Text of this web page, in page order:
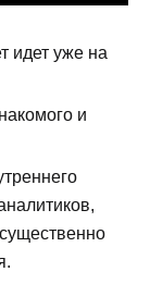
идет уже на
и